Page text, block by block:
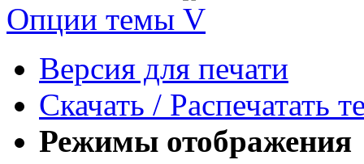
Опции темы
Версия для печати
Скачать / Распечатать
Режимы отображения